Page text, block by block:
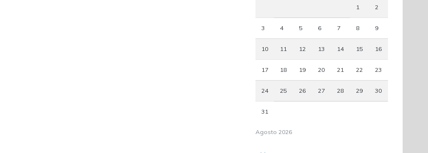
Agosto 2026
1 2
3 4 5 6 7 8 9
10 11 12 13 14 15 16
17 18 19 20 21 22 23
24 25 26 27 28 29 30
31